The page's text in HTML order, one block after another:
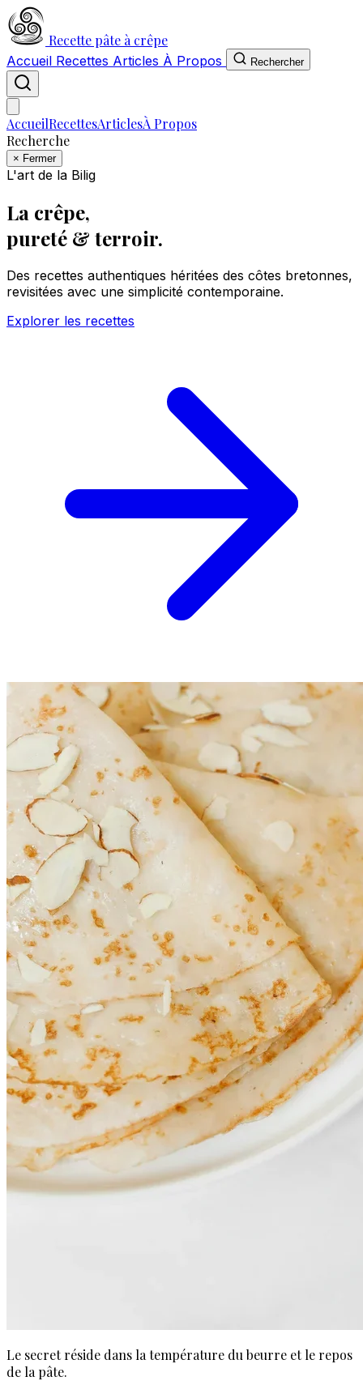
Recette pâte à crêpe
Accueil Recettes Articles À Propos Rechercher
AccueilRecettesArticlesÀ Propos
Recherche
× Fermer
L'art de la Bilig
La crêpe,
pureté & terroir.
Des recettes authentiques héritées des côtes bretonnes,
revisitées avec une simplicité contemporaine.
Explorer les recettes
Le secret réside dans la température du beurre et le repos
de la pâte.